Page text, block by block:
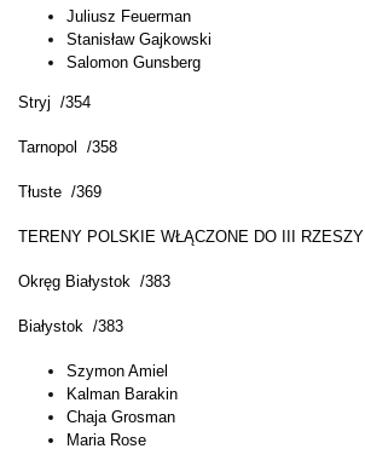
Juliusz Feuerman
Stanisław Gajkowski
Salomon Gunsberg
Stryj /354
Tarnopol /358
Tłuste /369
TERENY POLSKIE WŁĄCZONE DO III RZESZY
Okręg Białystok /383
Białystok /383
Szymon Amiel
Kalman Barakin
Chaja Grosman
Maria Rose